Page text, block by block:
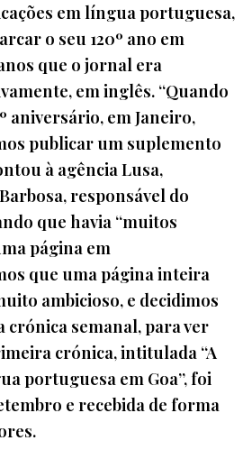
em língua portuguesa,
o seu 120º ano em
que o jornal era
em inglês. “Quando
aniversário, em Janeiro,
publicar um suplemento
à agência Lusa,
responsável do
que havia “muitos
página em
que uma página inteira
ambicioso, e decidimos
crónica semanal, para ver
crónica, intitulada “A
portuguesa em Goa”, foi
e recebida de forma